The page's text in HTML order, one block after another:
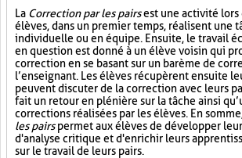
La Correction par les pairsest une activité lors
élèves, dans un premier temps, réalisent une
individuelle ou en équipe. Ensuite, le travail
en question est donné à un élève voisin qui
correction en se basant sur un barème de
l’enseignant. Les élèves récupèrent ensuite
peuvent discuter de la correction avec leurs
fait un retour en plénière sur la tâche ainsi
corrections réalisées par les élèves. En
les pairspermet aux élèves de développer
d'analyse critique et d'enrichir leurs
sur le travail de leurs pairs.